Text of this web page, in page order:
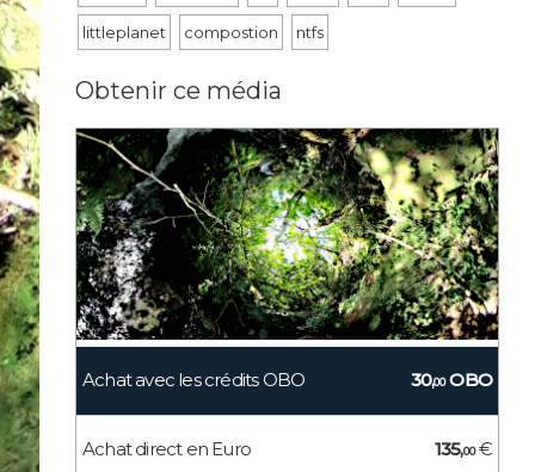
littleplanet compostion ntfs
Obtenir ce média
Achat avec les crédits OBO 30,00OBO
Achat direct en Euro 135,00€